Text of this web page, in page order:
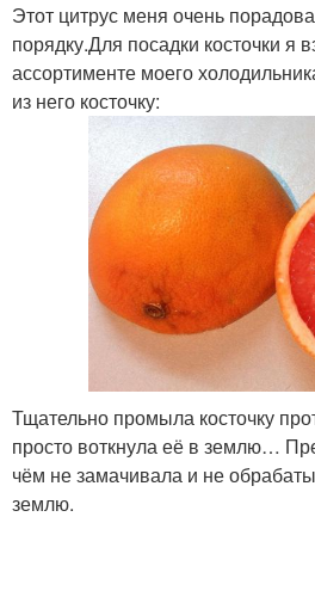
Этот цитрус меня очень
порядку.Для посадки косточки я
ассортименте моего
из него косточку:
Тщательно промыла косточку
просто воткнула её в землю…
чём не замачивала и не
землю.